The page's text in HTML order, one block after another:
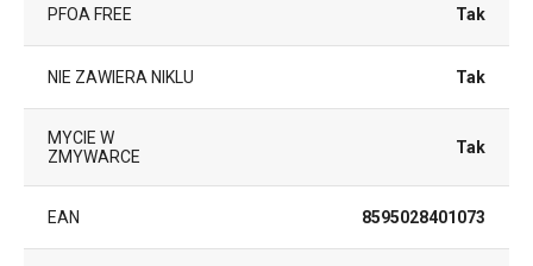
PFOA FREE Tak
NIE ZAWIERA NIKLU Tak
MYCIE W
ZMYWARCE
Tak
EAN 8595028401073